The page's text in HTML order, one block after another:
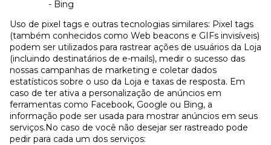
- Bing
Uso de pixel tags e outras tecnologias similares: Pixel tags
(também conhecidos como Web beacons e GIFs invisíveis)
podem ser utilizados para rastrear ações de usuários da Loja
(incluindo destinatários de e-mails), medir o sucesso das
nossas campanhas de marketing e coletar dados
estatísticos sobre o uso da Loja e taxas de resposta. Em
caso de ter ativa a personalização de anúncios em
ferramentas como Facebook, Google ou Bing, a
informação pode ser usada para mostrar anúncios em seus
serviços.No caso de você não desejar ser rastreado pode
pedir para cada um dos serviços: